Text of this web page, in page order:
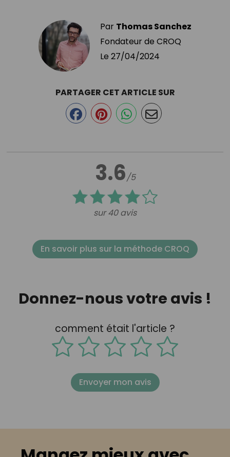
Par Thomas Sanchez
Fondateur de CROQ
Le 27/04/2024
3.6/5
sur 40 avis
PARTAGER CET ARTICLE SUR
En savoir plus sur la méthode CROQ
Donnez-nous votre avis !
comment était l'article ?
Envoyer mon avis